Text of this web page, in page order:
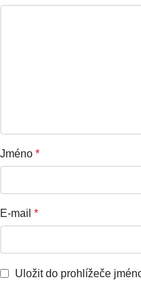
Jméno *
E-mail *
Uložit do prohlížeče